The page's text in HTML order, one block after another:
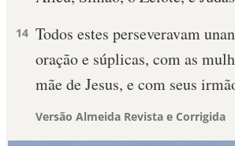
14 Todos estes perseveravam
oração e súplicas, com as
mãe de Jesus, e com seus
Versão Almeida Revista e Corrigida